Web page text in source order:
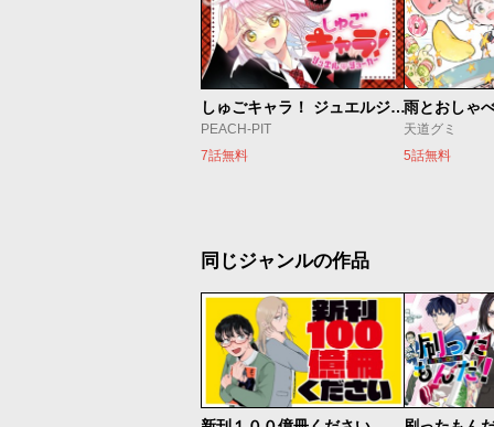
しゅごキャラ！ ジュエルジョーカー
PEACH-PIT
7話無料
雨とおしゃ
天道グミ
5話無料
同じジャンルの作品